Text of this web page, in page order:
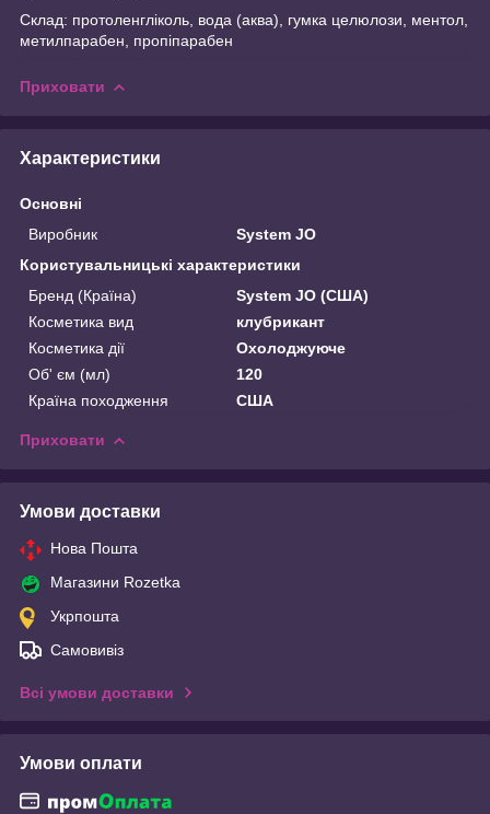
Склад: протоленгліколь, вода (аква), гумка целюлози, ментол,
метилпарабен, пропіпарабен
Приховати
Характеристики
Основні
Виробник
System JO
Користувальницькі характеристики
Бренд (Країна)
System JO (США)
Косметика вид
клубрикант
Косметика дії
Охолоджуюче
Об' єм (мл)
120
Країна походження
США
Приховати
Умови доставки
Нова Пошта
Магазини Rozetka
Укрпошта
Самовивіз
Всі умови доставки
Умови оплати